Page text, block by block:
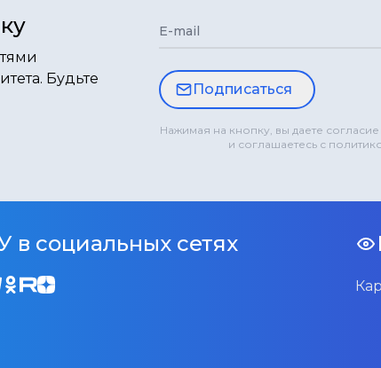
Будьте
E-mail
Подписаться
Нажимая на кнопку, вы даете
и соглашаетесь с
в социальных сетях